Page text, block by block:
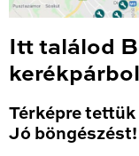
Itt találod
Térképre
Jó böngészést!